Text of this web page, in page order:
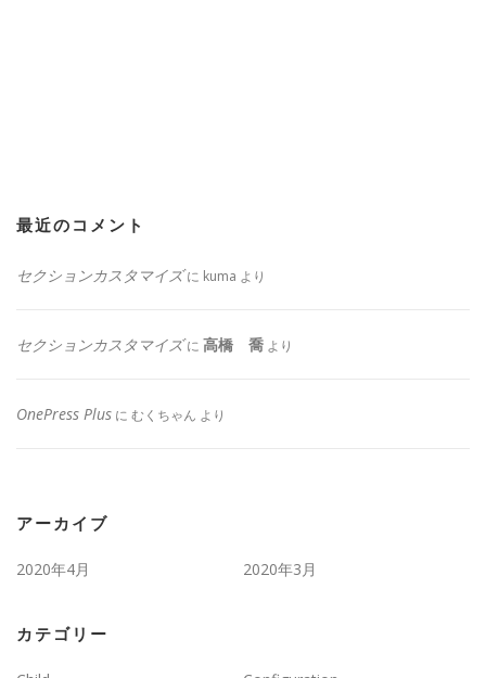
最近のコメント
セクションカスタマイズに kuma より
セクションカスタマイズに 高橋 喬 より
OnePress Plus に むくちゃん より
アーカイブ
2020年4月 2020年3月
カテゴリー